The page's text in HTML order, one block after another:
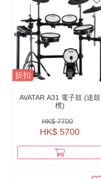
折扣
AVATAR A31 電子鼓 (送鼓
櫈)
HK$ 7700
HK$ 5700